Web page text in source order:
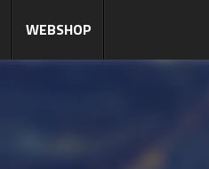
WEBSHOP